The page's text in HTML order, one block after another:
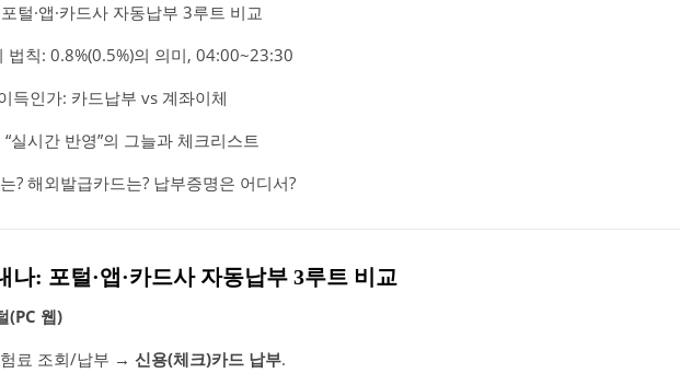
털·앱·카드사 자동납부 3루트 비교
법칙: 0.8%(0.5%)의 의미, 04:00~23:30
득인가: 카드납부 vs 계좌이체
“실시간 반영”의 그늘과 체크리스트
? 해외발급카드는? 납부증명은 어디서?
나: 포털·앱·카드사 자동납부 3루트 비교
(PC 웹)
료 조회/납부 → 신용(체크)카드 납부.